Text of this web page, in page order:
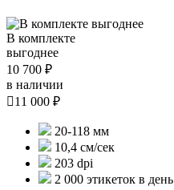
В комплекте
выгоднее
10 700 ₽
в наличии
11 000 ₽
20-118 мм
10,4 см/сек
203 dpi
2 000 этикеток в день